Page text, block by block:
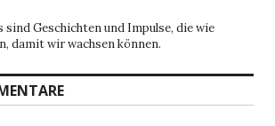
sind Geschichten und Impulse, die wie
damit wir wachsen können.